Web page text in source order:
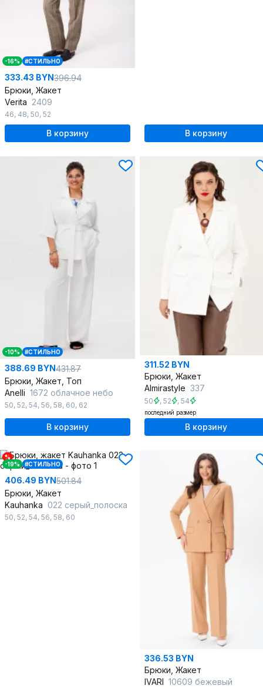
-16% #СТИЛЬНО
333.43 BYN396.94
Брюки, Жакет
Verita 2409
46, 48, 50, 52
В корзину В корзину
-10% #СТИЛЬНО
388.69 BYN431.87
Брюки, Жакет, Топ
Anelli 1672 облачное небо
50, 52, 54, 56, 58, 60, 62
В корзину
311.52 BYN
Брюки, Жакет
Almirastyle 337
50 , 52 , 54
последний размер
В корзину
%
-19%
#СТИЛЬНО
406.49 BYN501.84
Брюки, Жакет
Kauhanka 022 серый_полоска
50, 52, 54, 56, 58, 60
336.53 BYN
Брюки, Жакет
IVARI 10609 бежевый